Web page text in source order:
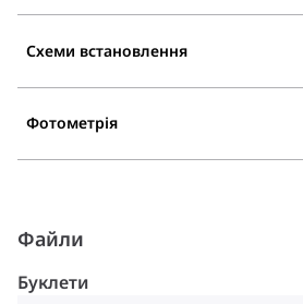
Схеми встановлення
Фотометрія
Файли
Буклети